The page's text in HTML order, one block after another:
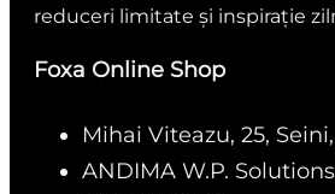
reduceri limitate și inspirație
Foxa Online Shop
Mihai Viteazu, 25,
ANDIMA W.P.